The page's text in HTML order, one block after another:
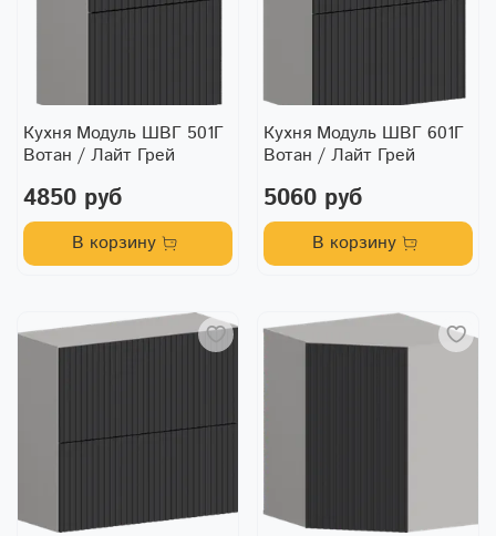
Кухня Модуль ШВГ 501Г
Вотан / Лайт Грей
4850 руб
В корзину
Кухня Модуль ШВГ 601Г
Вотан / Лайт Грей
5060 руб
В корзину